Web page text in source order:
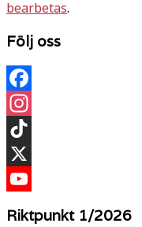
bearbetas.
Följ oss
Facebook
Instagram
TikTok
X
Riktpunkt 1/2026